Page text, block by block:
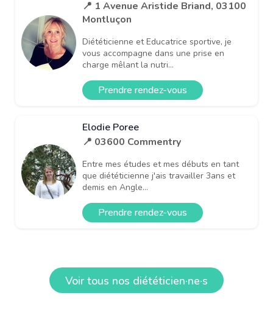
📍 1 Avenue Aristide Briand, 03100
Montluçon
Diététicienne et Educatrice sportive, je
vous accompagne dans une prise en
charge mêlant la nutri...
Prendre rendez-vous
Elodie Poree
📍 03600 Commentry
Entre mes études et mes débuts en tant
que diététicienne j'ais travailler 3ans et
demis en Angle...
Prendre rendez-vous
Voir tous nos diététicien·ne·s